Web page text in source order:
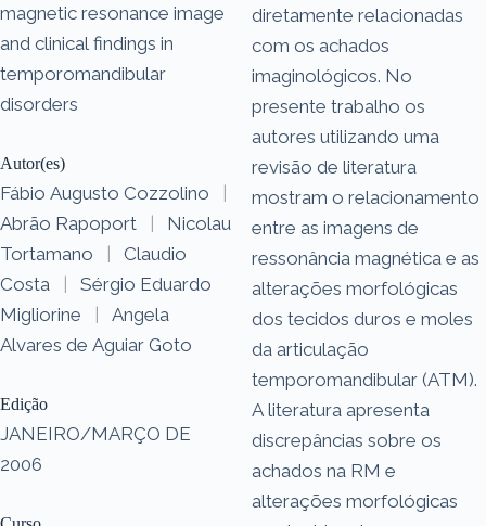
magnetic resonance image
and clinical findings in
temporomandibular
disorders
Autor(es)
Fábio Augusto Cozzolino
|
Abrão Rapoport
|
Nicolau
Tortamano
|
Claudio
Costa
|
Sérgio Eduardo
Migliorine
|
Angela
Alvares de Aguiar Goto
Edição
JANEIRO/MARÇO DE
2006
diretamente relacionadas
com os achados
imaginológicos. No
presente trabalho os
autores utilizando uma
revisão de literatura
mostram o relacionamento
entre as imagens de
ressonância magnética e as
alterações morfológicas
dos tecidos duros e moles
da articulação
temporomandibular (ATM).
A literatura apresenta
discrepâncias sobre os
achados na RM e
alterações morfológicas